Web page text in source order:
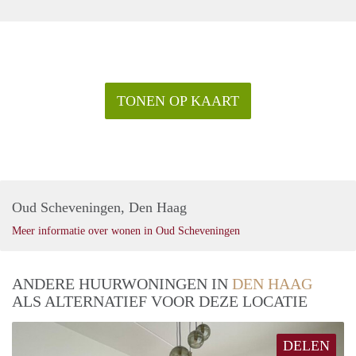
TONEN OP KAART
Oud Scheveningen, Den Haag
Meer informatie over wonen in Oud Scheveningen
ANDERE HUURWONINGEN IN DEN HAAG
ALS ALTERNATIEF VOOR DEZE LOCATIE
DELEN